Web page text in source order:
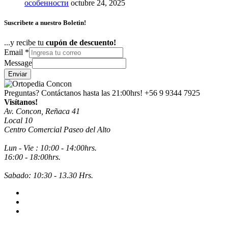
особенности octubre 24, 2025
Suscribete a nuestro Boletin!
...y recibe tu cupón de descuento!
Email *
Message
Enviar
Preguntas? Contáctanos hasta las 21:00hrs! +56 9 9344 7925
Visítanos!
Av. Concon, Reñaca 41
Local 10
Centro Comercial Paseo del Alto
Lun - Vie : 10:00 - 14:00hrs.
16:00 - 18:00hrs.
Sabado: 10:30 - 13.30 Hrs.